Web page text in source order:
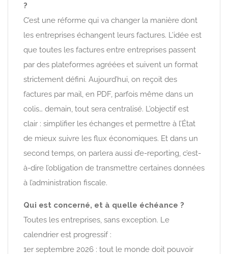
?
C’est une réforme qui va changer la manière dont
les entreprises échangent leurs factures. L’idée est
que toutes les factures entre entreprises passent
par des plateformes agréées et suivent un format
strictement défini. Aujourd’hui, on reçoit des
factures par mail, en PDF, parfois même dans un
colis… demain, tout sera centralisé. L’objectif est
clair : simplifier les échanges et permettre à l’État
de mieux suivre les flux économiques. Et dans un
second temps, on parlera aussi d’e-reporting, c’est-
à-dire l’obligation de transmettre certaines données
à l’administration fiscale.
Qui est concerné, et à quelle échéance ?
Toutes les entreprises, sans exception. Le
calendrier est progressif :
1er septembre 2026 : tout le monde doit pouvoir